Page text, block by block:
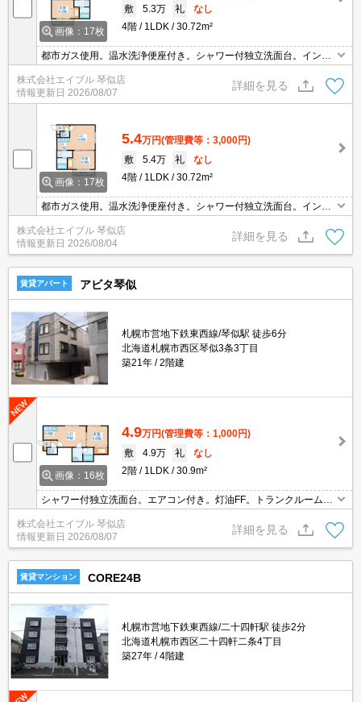
画像：17枚
敷
5.3万 礼
なし
4階
1LDK 30.72m²
都市ガス使用。温水洗浄便座付き。シャワー付独立洗面台。インタ
ーネット無料。オートロック。宅配ボックスあり。TVインターホン
付き。防犯カメラ。駐輪場有。バルコニー。角部屋。初期費用カー
ド払い可。
株式会社エイブル 琴似店
情報更新日 2026/08/07
詳細を見る
画像：17枚
5.4万円(管理費等：3,000円)
敷
5.4万 礼
なし
4階
1LDK 30.72m²
都市ガス使用。温水洗浄便座付き。シャワー付独立洗面台。インタ
ーネット無料。オートロック。宅配ボックスあり。TVインターホン
付き。バルコニー。防犯カメラ。駐輪場有。角部屋。初期費用カー
ド払い可。
株式会社エイブル 琴似店
情報更新日 2026/08/04
詳細を見る
賃貸アパート アビタ琴似
札幌市営地下鉄東西線/琴似駅 徒歩6分
北海道札幌市西区琴似3条3丁目
築21年
2階建
画像：16枚
4.9万円(管理費等：1,000円)
敷
4.9万 礼
なし
2階
1LDK 30.9m²
シャワー付独立洗面台。エアコン付き。灯油FF。トランクルームあ
り。インターネット接続設備あり。オートロック。TVインターホン
付き。クローゼット付。独立キッチン。初期費用カード払い可。
株式会社エイブル 琴似店
情報更新日 2026/08/07
詳細を見る
賃貸マンション CORE24B
札幌市営地下鉄東西線/二十四軒駅 徒歩2分
北海道札幌市西区二十四軒二条4丁目
築27年
4階建